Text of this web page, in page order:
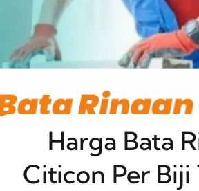
Harga Bata
Citicon Per Biji